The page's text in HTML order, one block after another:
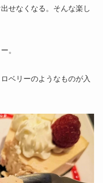
せなくなる。そんな楽し
。
ベリーのようなものが入